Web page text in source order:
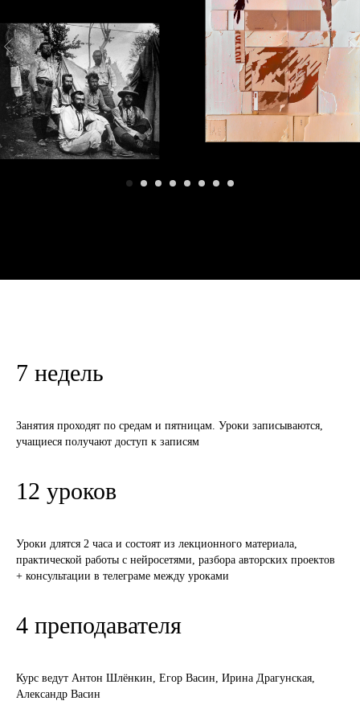
7 недель
Занятия проходят по средам и пятницам. Уроки записываются,
учащиеся получают доступ к записям
12 уроков
Уроки длятся 2 часа и состоят из лекционного материала,
практической работы с нейросетями, разбора авторских проектов
+ консультации в телеграме между уроками
4 преподавателя
Курс ведут Антон Шлёнкин, Егор Васин, Ирина Драгунская,
Александр Васин